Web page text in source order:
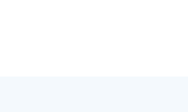
るまでに入塾をキャンセ